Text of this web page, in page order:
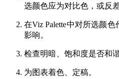
选颜色应为对比色，或反差
在Viz Palette中对所选颜色
影响。
检查明暗、饱和度是否和
为图表着色、定稿。